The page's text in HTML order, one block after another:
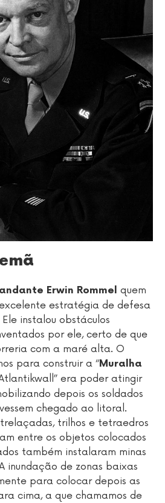
Erwin Rommel quem
estratégia de defesa
instalou obstáculos
por ele, certo de que
com a maré alta. O
para construir a “Muralha
era poder atingir
depois os soldados
chegado ao litoral.
trilhos e tetraedros
entre os objetos colocados
também instalaram minas
inundação de zonas baixas
para colocar depois as
cima, a que chamamos de